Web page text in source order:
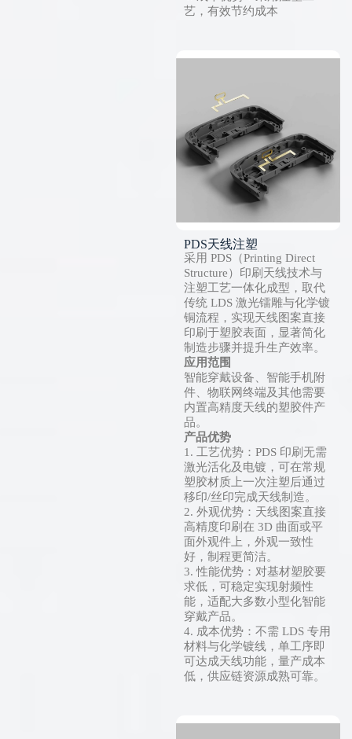
艺，有效节约成本
PDS天线注塑
采用 PDS（Printing Direct
Structure）印刷天线技术与
注塑工艺一体化成型，取代
传统 LDS 激光镭雕与化学镀
铜流程，实现天线图案直接
印刷于塑胶表面，显著简化
制造步骤并提升生产效率。
应用范围
智能穿戴设备、智能手机附
件、物联网终端及其他需要
内置高精度天线的塑胶件产
品。
产品优势
1. 工艺优势：PDS 印刷无需
激光活化及电镀，可在常规
塑胶材质上一次注塑后通过
移印/丝印完成天线制造。
2. 外观优势：天线图案直接
高精度印刷在 3D 曲面或平
面外观件上，外观一致性
好，制程更简洁。
3. 性能优势：对基材塑胶要
求低，可稳定实现射频性
能，适配大多数小型化智能
穿戴产品。
4. 成本优势：不需 LDS 专用
材料与化学镀线，单工序即
可达成天线功能，量产成本
低，供应链资源成熟可靠。